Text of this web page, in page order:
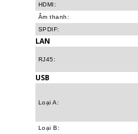
HDMI:
Âm thanh:
SPDIF:
LAN
RJ45:
USB
Loại A:
Loại B: